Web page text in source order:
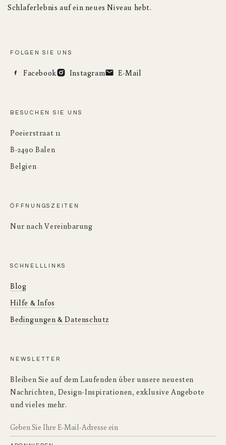
Schlaferlebnis auf ein neues Niveau hebt.
FOLGEN SIE UNS
Facebook Instagram E-Mail
BESUCHEN SIE UNS
Poeierstraat 11
B-2490 Balen
Belgien
ÖFFNUNGSZEITEN
Nur nach Vereinbarung
SCHNELLLINKS
Blog
Hilfe & Infos
Bedingungen & Datenschutz
NEWSLETTER
Bleiben Sie auf dem Laufenden über unsere neuesten
Nachrichten, Design-Inspirationen, exklusive Angebote
und vieles mehr.